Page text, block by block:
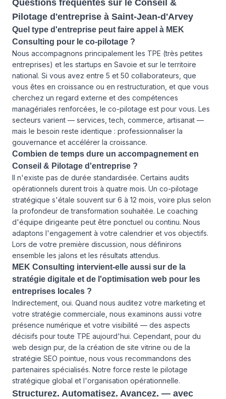
Questions fréquentes sur le Conseil &
Pilotage d'entreprise à Saint-Jean-d'Arvey
Quel type d'entreprise peut faire appel à MEK
Consulting pour le co-pilotage ?
Nous accompagnons principalement les TPE (très petites
entreprises) et les startups en Savoie et sur le territoire
national. Si vous avez entre 5 et 50 collaborateurs, que
vous êtes en croissance ou en restructuration, et que vous
cherchez un regard externe et des compétences
managériales renforcées, le co-pilotage est pour vous. Les
secteurs varient — services, tech, commerce, artisanat —
mais le besoin reste identique : professionnaliser la
gouvernance et accélérer la croissance.
Combien de temps dure un accompagnement en
Conseil & Pilotage d'entreprise ?
Il n'existe pas de durée standardisée. Certains audits
opérationnels durent trois à quatre mois. Un co-pilotage
stratégique s'étale souvent sur 6 à 12 mois, voire plus selon
la profondeur de transformation souhaitée. Le coaching
d'équipe dirigeante peut être ponctuel ou continu. Nous
adaptons l'engagement à votre calendrier et vos objectifs.
Lors de votre première discussion, nous définirons
ensemble les jalons et les résultats attendus.
MEK Consulting intervient-elle aussi sur de la
stratégie digitale et de l'optimisation web pour les
entreprises locales ?
Indirectement, oui. Quand nous auditez votre marketing et
votre stratégie commerciale, nous examinons aussi votre
présence numérique et votre visibilité — des aspects
décisifs pour toute TPE aujourd'hui. Cependant, pour du
web design pur, de la création de site vitrine ou de la
stratégie SEO pointue, nous vous recommandons des
partenaires spécialisés. Notre force reste le pilotage
stratégique global et l'organisation opérationnelle.
Structurez. Automatisez. Avancez. — avec